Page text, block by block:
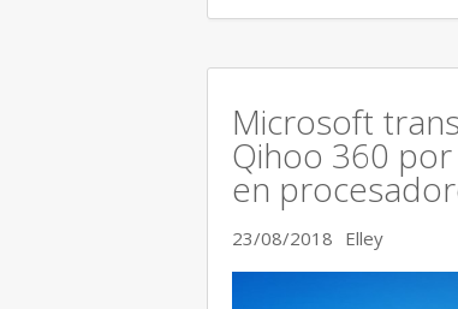
Microsoft
Qihoo 360
en
23/08/2018 Elley